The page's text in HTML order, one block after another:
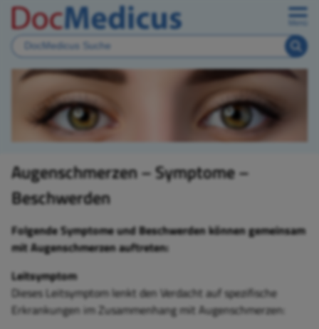
Augenschmerzen – Symptome –
Beschwerden
Folgende Symptome und Beschwerden können gemeinsam
mitAugenschmerzenauftreten:
Leitsymptom
Dieses Leitsymptom lenkt den Verdacht auf spezifische
Erkrankungen im Zusammenhang mit Augenschmerzen: